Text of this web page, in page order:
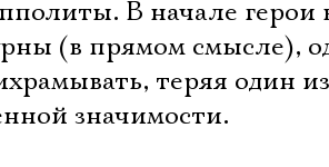
В начале герои
(в прямом смысле),
теряя один
значимости.